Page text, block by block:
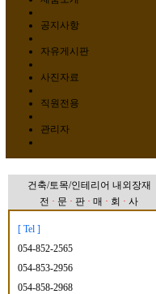
공지사항
자유게시판
사진자료
직원전용
관리자
건축/토목/인테리어 내외장재
전 · 문 · 판 · 매 · 회 · 사
[ Tel ]
054-852-2565
054-853-2956
054-858-2968